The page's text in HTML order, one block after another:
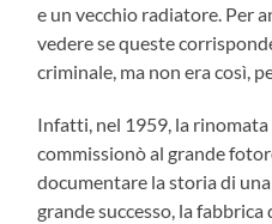
e un vecchio radiatore. Per
vedere se queste
criminale, ma non era così,
Infatti, nel 1959, la
commissionò al grande
documentare la storia di
grande successo, la